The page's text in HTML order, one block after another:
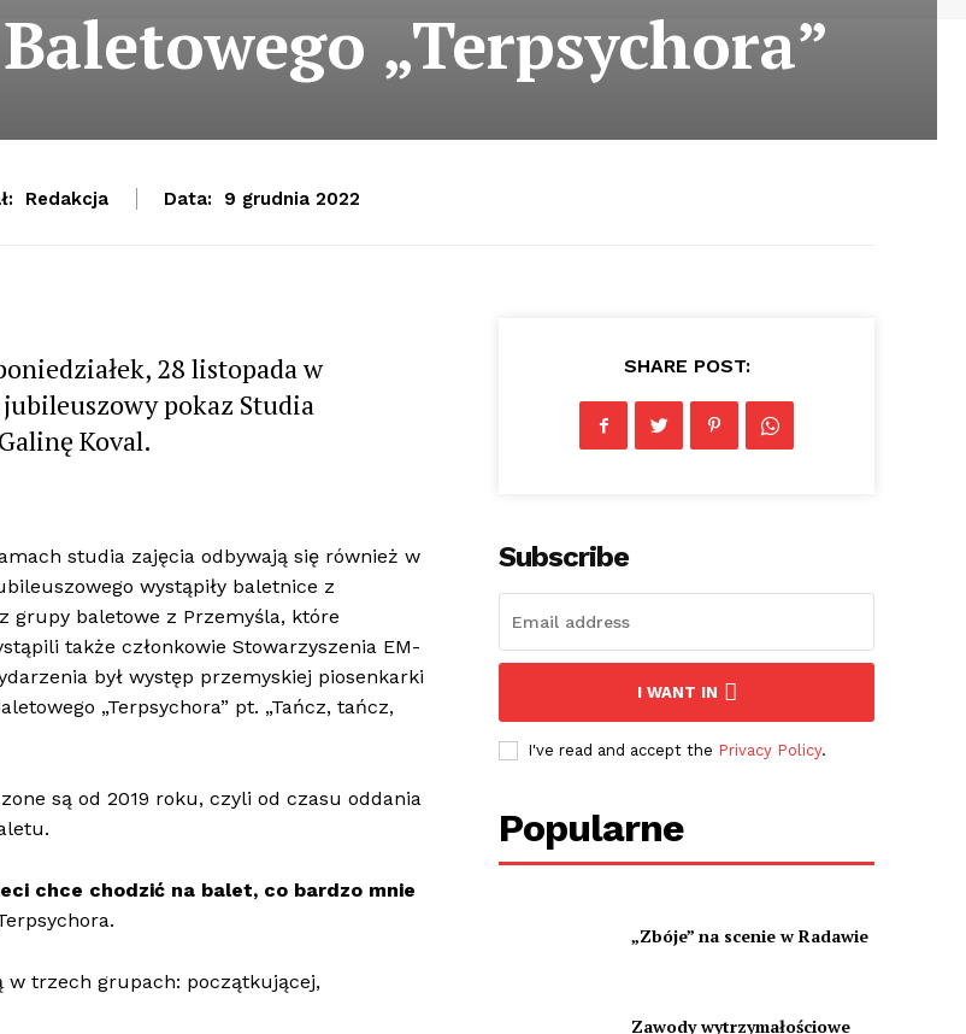
„Terpsychora”
Redakcja Data: 9 grudnia 2022
28 listopada w
pokaz Studia
Koval.
studia zajęcia odbywają się również w
wystąpiły baletnice z
grupy baletowe z Przemyśla, które
także członkowie Stowarzyszenia EM-
był występ przemyskiej piosenkarki
„Terpsychora” pt. „Tańcz, tańcz,
są od 2019 roku, czyli od czasu oddania
chce chodzić na balet, co bardzo mnie
w trzech grupach: początkującej,
SHARE POST:
Subscribe
I WANT IN
I've read and accept the Privacy Policy.
Popularne
„Zbóje” na scenie w Radawie
Zawody wytrzymałościowe